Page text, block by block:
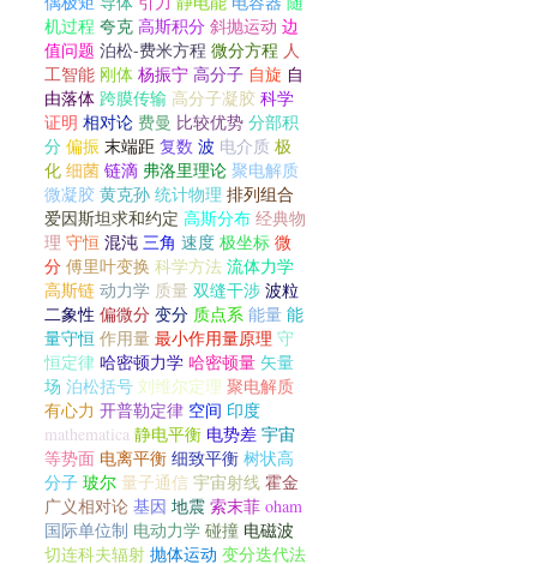
机过程 夸克 高斯积分 斜抛运动 边
值问题 泊松-费米方程 微分方程 人
工智能 刚体 杨振宁 高分子 自旋 自
由落体 跨膜传输 高分子凝胶 科学
证明 相对论 费曼 比较优势 分部积
分 偏振 末端距 复数 波 电介质 极
化 细菌 链滴 弗洛里理论 聚电解质
微凝胶 黄克孙 统计物理 排列组合
爱因斯坦求和约定 高斯分布 经典物
理 守恒 混沌 三角 速度 极坐标 微
分 傅里叶变换 科学方法 流体力学
高斯链 动力学 质量 双缝干涉 波粒
二象性 偏微分 变分 质点系 能量 能
量守恒 作用量 最小作用量原理 守
恒定律 哈密顿力学 哈密顿量 矢量
场 泊松括号 刘维尔定理 聚电解质
有心力 开普勒定律 空间 印度
mathematica 静电平衡 电势差 宇宙
等势面 电离平衡 细致平衡 树状高
分子 玻尔 量子通信 宇宙射线 霍金
广义相对论 基因 地震 索末菲 oham
国际单位制 电动力学 碰撞 电磁波
切连科夫辐射 抛体运动 变分迭代法